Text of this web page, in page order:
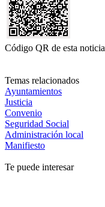
Código QR de esta noticia
Temas relacionados
Ayuntamientos
Justicia
Convenio
Seguridad Social
Administración local
Manifiesto
Te puede interesar